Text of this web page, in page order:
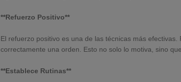
**Refuerzo Positivo**
El refuerzo positivo es una de las técnicas más
correctamente una orden. Esto no solo lo motiva, sino
**Establece Rutinas**